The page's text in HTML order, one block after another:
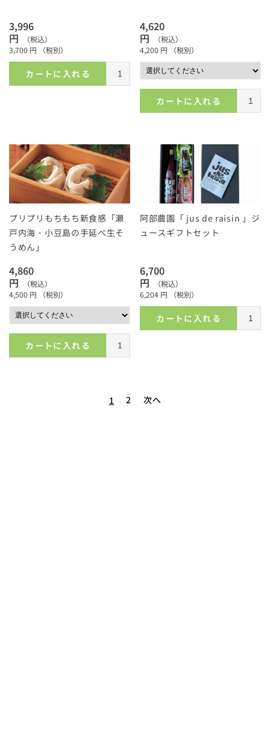
3,996
円
（税込）
3,700 円 （税別）
カートに入れる
4,620
円
（税込）
4,200 円 （税別）
カートに入れる
プリプリもちもち新食感「瀬
戸内海・小豆島の手延べ生そ
うめん」
4,860
円
（税込）
4,500 円 （税別）
カートに入れる
阿部農園「 jus de raisin 」ジ
ュースギフトセット
6,700
円
（税込）
6,204 円 （税別）
カートに入れる
1 2 次へ